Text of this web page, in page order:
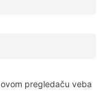
pregledaču veba